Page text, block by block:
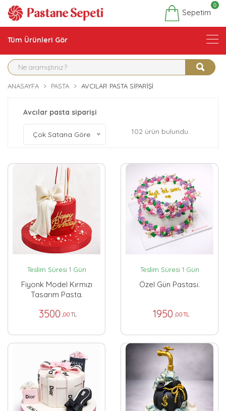
Sepetim
0
Tüm Ürünleri Gör
ANASAYFA PASTA AVCILAR PASTA SIPARIŞI
Avcılar pasta siparişi
Çok Satana Göre 102 ürün bulundu.
Teslim Süresi 1 Gün
Fiyonk Model Kırmızı
Tasarım Pasta.
3500 ,00 TL
Teslim Süresi 1 Gün
Özel Gün Pastası.
1950 ,00 TL